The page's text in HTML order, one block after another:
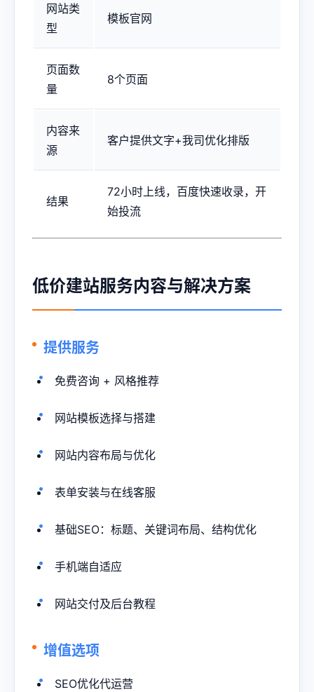
网站类
型
模板官网
页面数
量
8个页面
内容来
源
客户提供文字+我司优化排版
结果
72小时上线，百度快速收录，开
始投流
低价建站服务内容与解决方案
提供服务
免费咨询 + 风格推荐
网站模板选择与搭建
网站内容布局与优化
表单安装与在线客服
基础SEO：标题、关键词布局、结构优化
手机端自适应
网站交付及后台教程
增值选项
SEO优化代运营